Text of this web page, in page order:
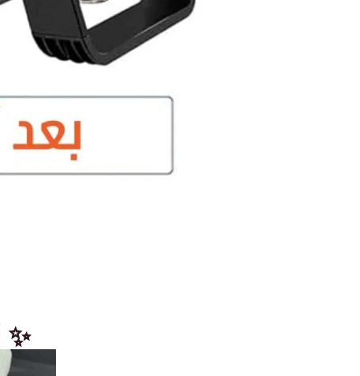
اضيفي لمسة من الأناقة لمطبخك ✨